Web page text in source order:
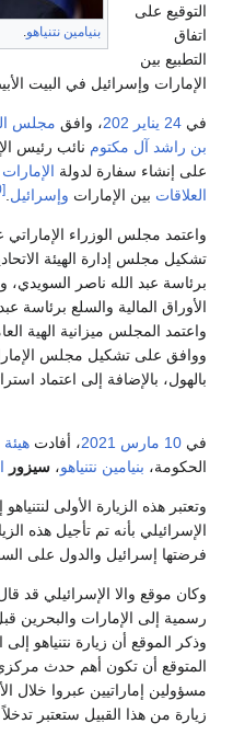
بنيامين نتنياهو.
التوقيع على
اتفاق
التطبيع بين
الإمارات وإسرائيل في البيت
في 24 يناير 202، وافق مجلس
بن راشد آل مكتوم نائب رئيس
على إنشاء سفارة لدولة الإمارات
العلاقات بين الإمارات وإسرائيل [20]
واعتمد مجلس الوزراء
برئاسة عبد الله ناصر
الأوراق المالية والسلع برئاسة
واعتمد المجلس ميزانية الهية
ووافق على تشكيل مجلس
بالهول، بالإضافة إلى اعتماد
في 10 مارس 2021، أفادت هيئة
الحكومة، بنيامين نتنياهو، سيزور
وتعتبر هذه الزيارة الأولى
الإسرائيلي بأنه تم تأجيل هذه
فرضتها إسرائيل والدول على
وكان موقع والا الإسرائيلي قد
رسمية إلى الإمارات والبحرين
وذكر الموقع أن زيارة نتنياهو
المتوقع أن تكون أهم حدث
مسؤولين إماراتيين عبروا خلال
زيارة من هذا القبيل ستعتبر تدخلاً